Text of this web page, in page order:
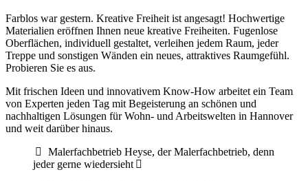
Farblos war gestern. Kreative Freiheit ist angesagt! Hochwertige
Materialien eröffnen Ihnen neue kreative Freiheiten. Fugenlose
Oberflächen, individuell gestaltet, verleihen jedem Raum, jeder
Treppe und sonstigen Wänden ein neues, attraktives Raumgefühl.
Probieren Sie es aus.
Mit frischen Ideen und innovativem Know-How arbeitet ein Team
von Experten jeden Tag mit Begeisterung an schönen und
nachhaltigen Lösungen für Wohn- und Arbeitswelten in Hannover
und weit darüber hinaus.
Malerfachbetrieb Heyse, der Malerfachbetrieb, denn
jeder gerne wiedersieht